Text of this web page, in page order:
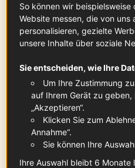
festkochende Kartoffeln
kg
Vollmilch
cl
Butter aus
400gZum
So können wir beispielsweise
Website messen, die von uns
personalisieren, gezielte
unsere Inhalte über soziale
Sie entscheiden, wie Ihre
Um Ihre Zustimmung
auf Ihrem Gerät zu geben,
„Akzeptieren“.
Klicken Sie zum
Annahme“.
Sie können Ihre
Ihre Auswahl bleibt 6 Monate